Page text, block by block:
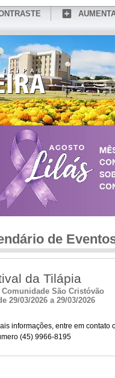
MEDIANEIRA
de
da Tilápia
Comunidade São Cristóvão
29/03/2026 a 29/03/2026
informações, entre em
(45) 9966-8195